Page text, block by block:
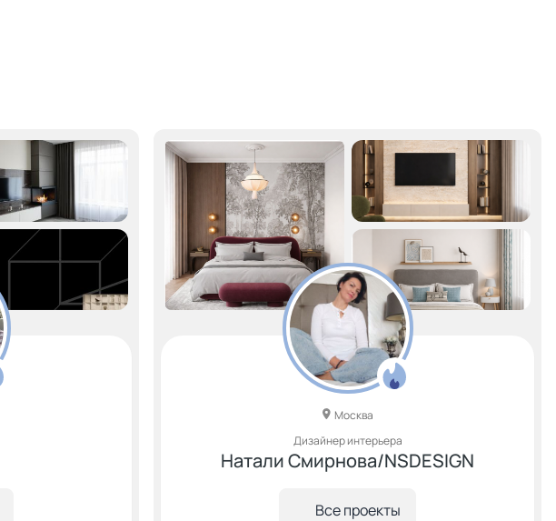
Москва
Дизайнер интерьера
Натали Смирнова/NSDESIGN
Все проекты